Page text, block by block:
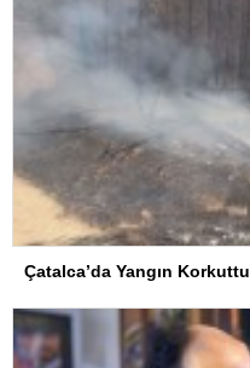
Çatalca’da Yangın Korkuttu